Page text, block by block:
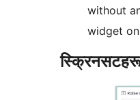
without
widget